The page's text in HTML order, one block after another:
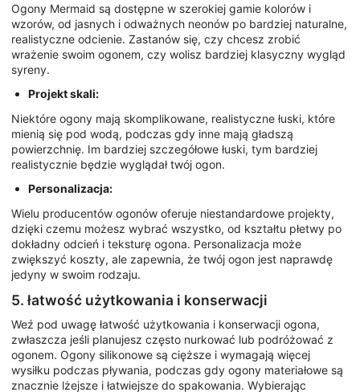
Ogony Mermaid są dostępne w szerokiej gamie kolorów i
wzorów, od jasnych i odważnych neonów po bardziej naturalne,
realistyczne odcienie. Zastanów się, czy chcesz zrobić
wrażenie swoim ogonem, czy wolisz bardziej klasyczny wygląd
syreny.
Projekt skali:
Niektóre ogony mają skomplikowane, realistyczne łuski, które
mienią się pod wodą, podczas gdy inne mają gładszą
powierzchnię. Im bardziej szczegółowe łuski, tym bardziej
realistycznie będzie wyglądał twój ogon.
Personalizacja:
Wielu producentów ogonów oferuje niestandardowe projekty,
dzięki czemu możesz wybrać wszystko, od kształtu płetwy po
dokładny odcień i teksturę ogona. Personalizacja może
zwiększyć koszty, ale zapewnia, że twój ogon jest naprawdę
jedyny w swoim rodzaju.
5. łatwość użytkowania i konserwacji
Weź pod uwagę łatwość użytkowania i konserwacji ogona,
zwłaszcza jeśli planujesz często nurkować lub podróżować z
ogonem. Ogony silikonowe są cięższe i wymagają więcej
wysiłku podczas pływania, podczas gdy ogony materiałowe są
znacznie lżejsze i łatwiejsze do spakowania. Wybierając